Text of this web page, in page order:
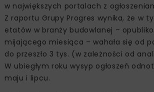
w największych portalach z
Z raportu Grupy Progres wynika, że w
etatów w branży budowlanej –
mijającego miesiąca – wahała się od
do przeszło 3 tys. (w zależności od
W ubiegłym roku wysyp ogłoszeń
maju i lipcu.